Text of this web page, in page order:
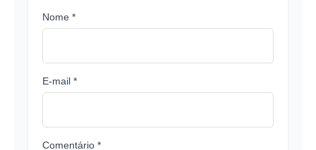
Nome *
E-mail *
Comentário *